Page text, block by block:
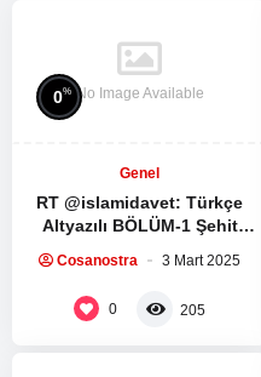
No Image Available
0%
Genel
RT @islamidavet: Türkçe
Altyazılı BÖLÜM-1 Şehit
medya sitesi ile yaptığı
Cosanostra 3 Mart 2025
0 205